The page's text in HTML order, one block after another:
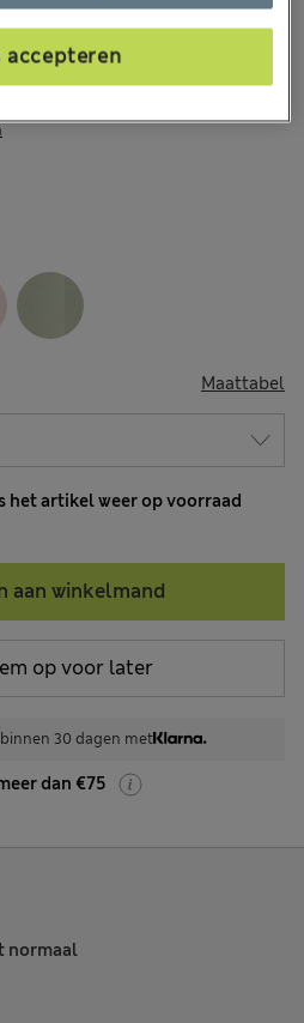
Maattabel
het artikel weer op voorraad
aan winkelmand
op voor later
30 dagen met
dan €75
normaal
accepteren